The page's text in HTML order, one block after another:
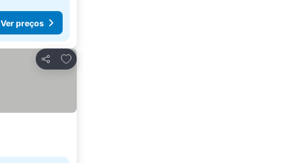
Ver preços
Partilhar
Adicionar aos favoritos